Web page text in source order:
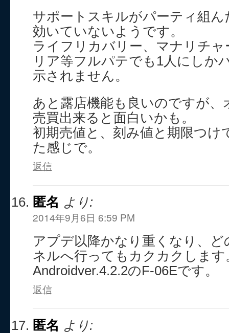
サポートスキルがパーティ組
効いていないようです。
ライフリカバリー、マナリチ
リア等フルパテでも1人にしか
示されません。
あと露店機能も良いのですが、
売買出来ると面白いかも。
初期売値と、刻み値と期限つけ
た感じで。
返信
匿名 より:
2014年9月6日 6:59 PM
アプデ以降かなり重くなり、
ネルへ行ってもカクカクします
Androidver.4.2.2のF-06Eです。
返信
匿名 より: